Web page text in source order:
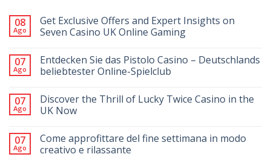
08
Ago
Get Exclusive Offers and Expert Insights on
Seven Casino UK Online Gaming
07
Ago
Entdecken Sie das Pistolo Casino – Deutschlands
beliebtester Online-Spielclub
07
Ago
Discover the Thrill of Lucky Twice Casino in the
UK Now
07
Ago
Come approfittare del fine settimana in modo
creativo e rilassante